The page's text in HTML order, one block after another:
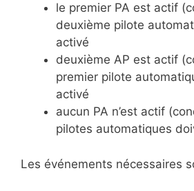
le premier PA est actif
deuxième pilote
activé
deuxième AP est actif
premier pilote
activé
aucun PA n’est actif
pilotes automatiques
Les événements nécessaires